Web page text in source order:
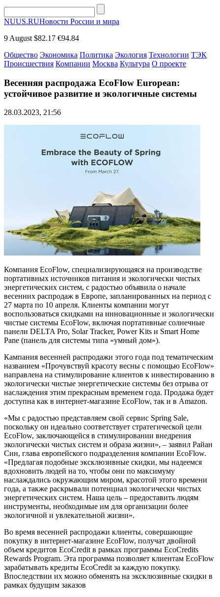
NUUS.RUНовости России и мира
9 August $82.17 €94.84
Общество Экономика Политика Экология Технологии ТЭК
Происшествия Компании Москва Культура О проекте
Весенняя распродажа EcoFlow European:
устойчивое развитие и экологичные системы
28.03.2023, 21:56
Компания EcoFlow, специализирующаяся на производстве
портативных источников питания и экологически чистых
энергетических систем, с радостью объявила о начале
весенних распродаж в Европе, запланированных на период с
27 марта по 10 апреля. Клиенты компании могут
воспользоваться скидками на инновационные и экологически
чистые системы EcoFlow, включая портативные солнечные
панели DELTA Pro, Solar Tracker, Power Kits и Smart Home
Pane (панель для системы типа «умный дом»).
Кампания весенней распродажи этого года под тематическим
названием «Прочувствуй красоту весны с помощью EcoFlow»
направлена на стимулирование клиентов к инвестированию в
экологически чистые энергетические системы без отрыва от
наслаждения этим прекрасным временем года. Продажа будет
доступна как в интернет-магазине EcoFlow, так и в Amazon.
«Мы с радостью представляем свой сервис Spring Sale,
поскольку он идеально соответствует стратегической цели
EcoFlow, заключающейся в стимулировании внедрения
экологически чистых систем и образа жизни», – заявил Райан
Син, глава европейского подразделения компании EcoFlow.
«Предлагая подобные эксклюзивные скидки, мы надеемся
вдохновить людей на то, чтобы они по максимуму
наслаждались окружающим миром, красотой этого времени
года, а также раскрывали потенциал экологически чистых
энергетических систем. Наша цель – предоставить людям
инструменты, необходимые им для организации более
экологичной и увлекательной жизни».
Во время весенней распродажи клиенты, совершающие
покупку в интернет-магазине EcoFlow, получат двойной
объем кредитов EcoCredit в рамках программы EcoCredits
Rewards Program. Эта программа позволяет клиентам EcoFlow
зарабатывать кредиты EcoCredit за каждую покупку.
Впоследствии их можно обменять на эксклюзивные скидки в
рамках будущим заказов